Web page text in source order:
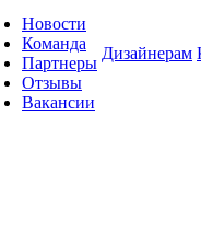
Новости
Команда
Партнеры
Отзывы
Вакансии
Дизайнерам